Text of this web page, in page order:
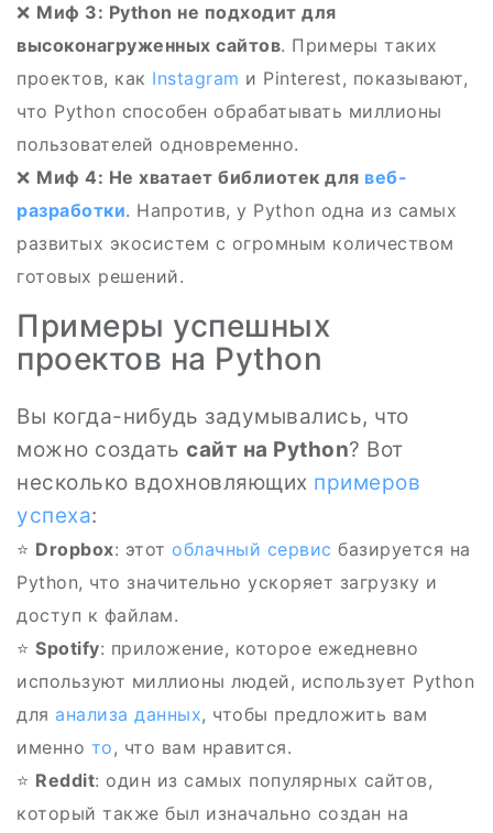
❌ Миф 3: Python не подходит для
высоконагруженных сайтов. Примеры таких
проектов, как Instagram и Pinterest, показывают,
что Python способен обрабатывать миллионы
пользователей одновременно.
❌ Миф 4: Не хватает библиотек для веб-
разработки. Напротив, у Python одна из самых
развитых экосистем с огромным количеством
готовых решений.
Примеры успешных
проектов на Python
Вы когда-нибудь задумывались, что
можно создать сайт на Python? Вот
несколько вдохновляющих примеров
успеха:
⭐ Dropbox: этот облачный сервис базируется на
Python, что значительно ускоряет загрузку и
доступ к файлам.
⭐ Spotify: приложение, которое ежедневно
используют миллионы людей, использует Python
для анализа данных, чтобы предложить вам
именно то, что вам нравится.
⭐️ Reddit: один из самых популярных сайтов,
который также был изначально создан на